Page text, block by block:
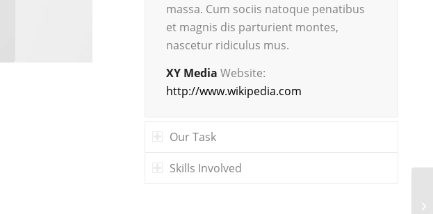
massa. Cum sociis natoque penatibus
et magnis dis parturient montes,
nascetur ridiculus mus.
XY Media Website:
http://www.wikipedia.com
Our Task
Skills Involved